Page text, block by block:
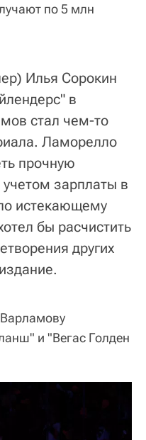
по 5 млн
Илья Сорокин
в
стал чем-то
Ламорелло
прочную
зарплаты в
истекающему
бы расчистить
других
и "Вегас Голден